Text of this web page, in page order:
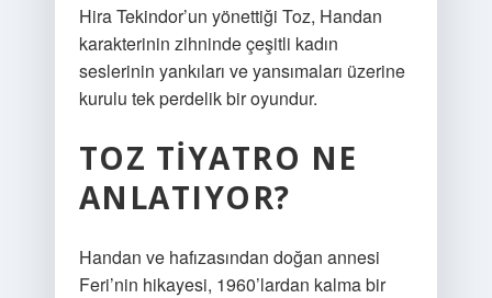
Hira Tekindor’un yönettiği Toz, Handan
karakterinin zihninde çeşitli kadın
seslerinin yankıları ve yansımaları üzerine
kurulu tek perdelik bir oyundur.
TOZ TIYATRO NE
ANLATIYOR?
Handan ve hafızasından doğan annesi
Feri’nin hikayesi, 1960’lardan kalma bir